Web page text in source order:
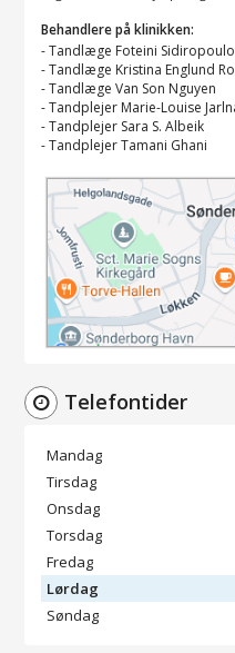
Behandlere på klinikken:
-Tandlæge Foteini
-Tandlæge Kristina Englund
-Tandlæge Van Son Nguyen
-Tandplejer Marie-Louise
-Tandplejer Sara S. Albeik
-Tandplejer Tamani Ghani
Telefontider
Mandag
Tirsdag
Onsdag
Torsdag
Fredag
Lørdag
Søndag